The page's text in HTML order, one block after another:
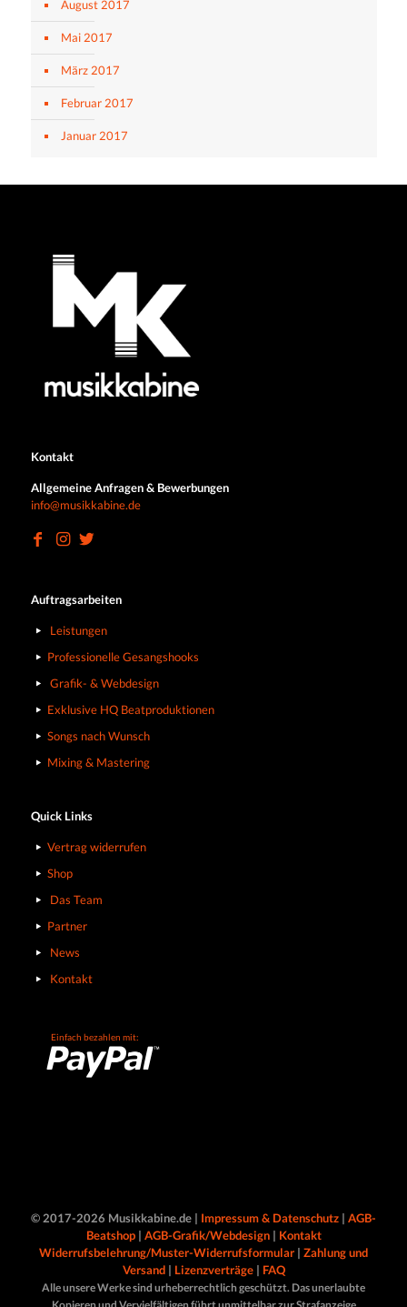
August 2017
Mai 2017
März 2017
Februar 2017
Januar 2017
Kontakt
Allgemeine Anfragen & Bewerbungen
info@musikkabine.de
Auftragsarbeiten
Leistungen
Professionelle Gesangshooks
Grafik- & Webdesign
Exklusive HQ Beatproduktionen
Songs nach Wunsch
Mixing & Mastering
Quick Links
Vertrag widerrufen
Shop
Das Team
Partner
News
Kontakt
Einfach bezahlen mit:
© 2017-2026 Musikkabine.de | Impressum & Datenschutz | AGB-
Beatshop| AGB-Grafik/Webdesign| Kontakt
Widerrufsbelehrung/Muster-Widerrufsformular | Zahlung und
Versand| Lizenzverträge| FAQ
Alle unsere Werke sind urheberrechtlich geschützt. Das unerlaubte